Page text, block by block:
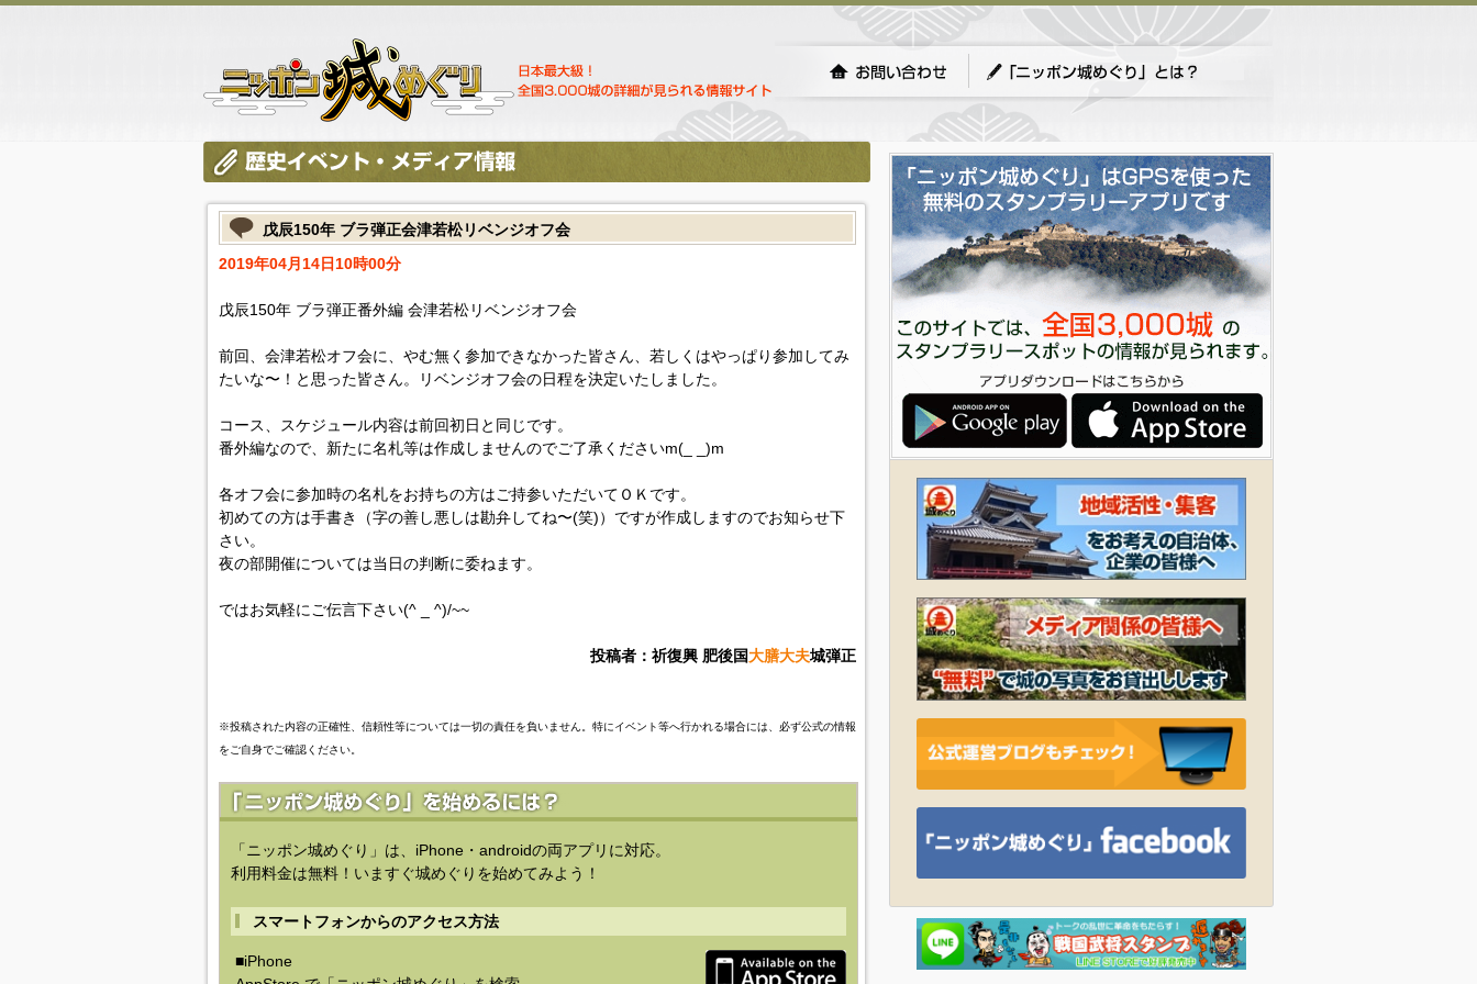
戊辰150年 ブラ弾正会津若松リベンジオフ会
2019年04月14日10時00分
戊辰150年 ブラ弾正番外編 会津若松リベンジオフ会
前回、会津若松オフ会に、やむ無く参加できなかった皆さん、若しくはやっぱり参加してみ
たいな〜！と思った皆さん。リベンジオフ会の日程を決定いたしました。
コース、スケジュール内容は前回初日と同じです。
番外編なので、新たに名札等は作成しませんのでご了承くださいm(_ _)m
各オフ会に参加時の名札をお持ちの方はご持参いただいてＯＫです。
初めての方は手書き（字の善し悪しは勘弁してね〜(笑)）ですが作成しますのでお知らせ下
さい。
夜の部開催については当日の判断に委ねます。
ではお気軽にご伝言下さい(^ _ ^)/~~
投稿者：祈復興 肥後国大膳大夫城弾正
※投稿された内容の正確性、信頼性等については一切の責任を負いません。特にイベント等へ行かれる場合には、必ず公式の情報
をご自身でご確認ください。
「ニッポン城めぐり」は、iPhone・androidの両アプリに対応。
利用料金は無料！いますぐ城めぐりを始めてみよう！
スマートフォンからのアクセス方法
■iPhone